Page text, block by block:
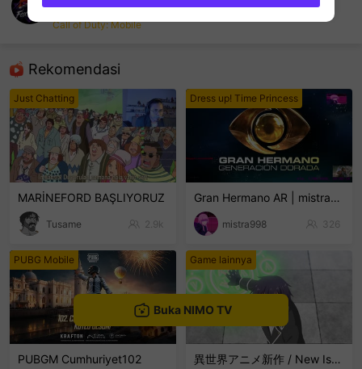
FoxFany
Call of Duty: Mobile
Rekomendasi
Just Chatting
MARİNEFORD BAŞLIYORUZ
Tusame 2.9k
Dress up! Time Princess
Gran Hermano AR | mistra998
mistra998 326
PUBG Mobile
PUBGM Cumhuriyet102
Game lainnya
異世界アニメ新作 / New Isekai Anime
Buka NIMO TV